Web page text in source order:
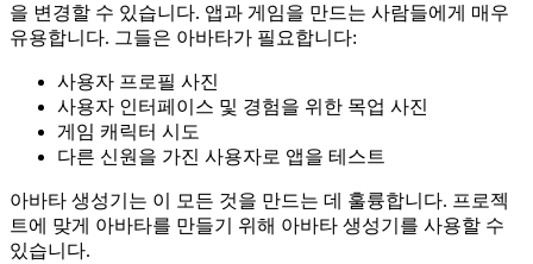
을 변경할 수 있습니다. 앱과 게임을 만드는 사람들에게 매우
유용합니다. 그들은 아바타가 필요합니다:
사용자 프로필 사진
사용자 인터페이스 및 경험을 위한 목업 사진
게임 캐릭터 시도
다른 신원을 가진 사용자로 앱을 테스트
아바타 생성기는 이 모든 것을 만드는 데 훌륭합니다. 프로젝
트에 맞게 아바타를 만들기 위해 아바타 생성기를 사용할 수
있습니다.